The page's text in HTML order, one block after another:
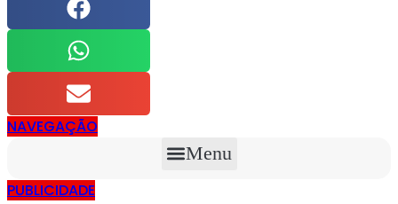
NAVEGAÇÃO
Menu
PUBLICIDADE